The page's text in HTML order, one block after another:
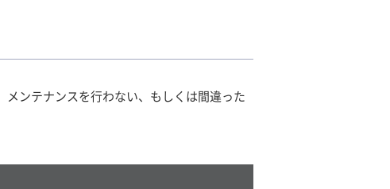
ンテナンスを行わない、もしくは間違った